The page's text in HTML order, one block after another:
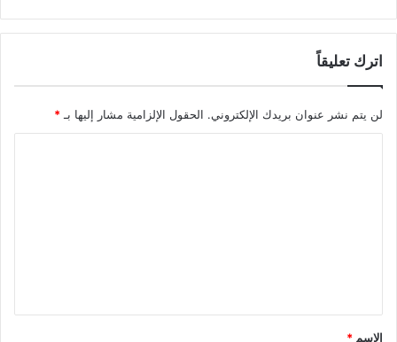
اترك تعليقاً
لن يتم نشر عنوان بريدك الإلكتروني. الحقول الإلزامية مشار إليها بـ*
*
الاسم *